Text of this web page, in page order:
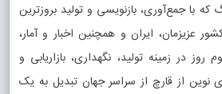
با جمع‌آوری، بازنویسی و تولید بروزترین
عزیزمان، ایران و همچنین اخبار و آمار،
روز در زمینه تولید، نگهداری، بازاریابی و
نوین از قارچ از سراسر جهان تبدیل به یک